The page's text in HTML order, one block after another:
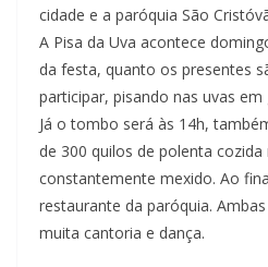
cidade e a paróquia São
A Pisa da Uva acontece
da festa, quanto os presentes
participar, pisando nas uvas
Já o tombo será às 14h,
de 300 quilos de polenta
constantemente mexido. Ao
restaurante da paróquia.
muita cantoria e dança.